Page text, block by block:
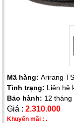
Mã hàng:Arirang
Tình trạng: Liên hệ
Bảo hành: 12 tháng
Giá :2.310.000
Khuyến mãi : .